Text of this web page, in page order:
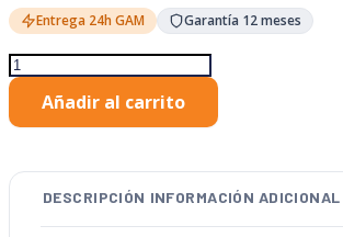
Entrega 24h GAM Garantía 12 meses
Mouse
Ergonómico
Trust
Vertical
cantidad
Añadir al carrito
DESCRIPCIÓN INFORMACIÓN ADICIONAL